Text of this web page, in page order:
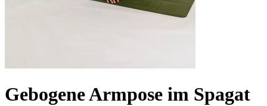
Gebogene Armpose im Spagat